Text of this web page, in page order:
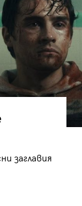
заглавия